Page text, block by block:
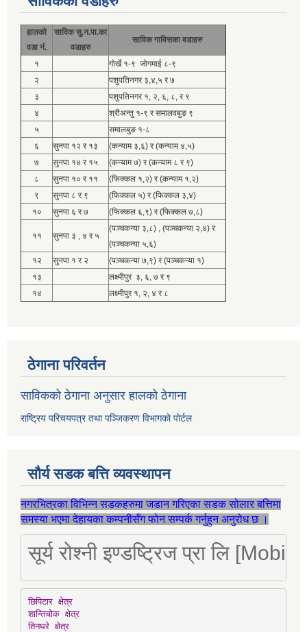
हालको
वडा नं.
साविक सु.न.पा.का
वडाहरु
साविक गाविसका वडाहरु
१
गोर्खे १-९ जोगमाई ८-९
२
पशुपतिनगर ३,४,५ र ७
३
पशुपतिनगर १, २, ६, ८, र ९
४
श्रीअन्तु १-९ र समालवबुङ ९
५
समालबुङ १-८
६
सुनपा १२ र १३
(कन्याम ३,६) र (कन्याम ४,५)
७
सुनपा १४ र १५
(कन्याम ७) र (कन्याम ८ र ९)
८
सुनपा १० र ११
(फिक्कल १,२) र (कन्याम १,२)
९
सुनपा ८ र ९
(फिक्कल ५) र (फिक्कल ३,४)
१०
सुनपा ६ र ७ (फिक्कल ६,९) र (फिक्कल ७,८)
११ सुनपा ३ , ४ र ५
(पञ्चकन्या ३,८) , (पञ्चकन्या २,४) र
(पञ्चकन्या ५,६)
१२
सुनपा १ र २
(पञ्चकन्या ७,९) र (पञ्चकन्या १)
१३
लक्ष्मीपुर ३, ६, ७ र ९
१४
लक्ष्मीपुर १, २, ४ र ८
ठेगाना परिवर्तन
साविकको ठेगाना अनुसार हालको ठेगाना
राष्ट्रिय परिचयपत्र तथा पञ्जिकरण विभागको पोर्टल
सौर्य सडक बत्ति व्यवस्थापन
नगरभित्रका विभिन्न सडकहरुमा जडान गरिएका सडक सोलार बत्तिमा
समस्या भएमा देहायका कम्पनीसँग फोन सम्पर्क गर्नुहुन अनुरोध छ ।
सूर्य रोश्नी इण्डष्ट्रिज प्रा लि
छिपिटार क्षेत्र
शान्तिचोक क्षेत्र
तिनघरे क्षेत्र